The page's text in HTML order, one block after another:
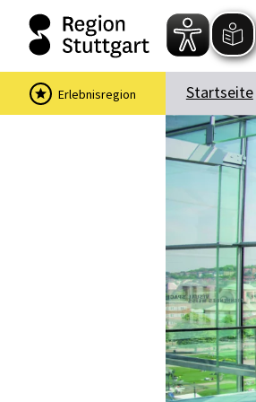
Startseite
Erlebnisregion